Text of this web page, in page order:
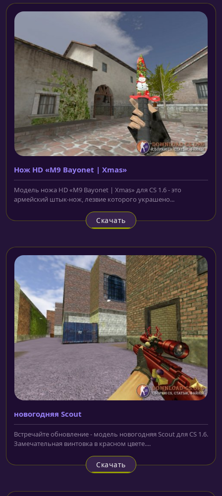
Нож HD «M9 Bayonet | Xmas»
Модель ножа HD «M9 Bayonet | Xmas» для CS 1.6 - это
армейский штык-нож, лезвие которого украшено...
Скачать
новогодняя Scout
Встречайте обновление - модель новогодняя Scout для CS 1.6.
Замечательная винтовка в красном цвете....
Скачать